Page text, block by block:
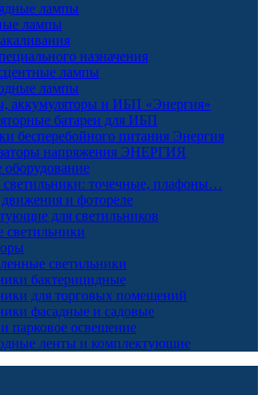
лампы
лампы
назначения
лампы
лампы
аккумуляторы и ИБП «Энергия»
батареи для ИБП
бесперебойного питания Энергия
напряжения ЭНЕРГИЯ
оборудование
точечные, плафоны…
и фотореле
для светильников
светильники
бактерицидные
для торговых помещений
фасадные и садовые
парковое освещение
ленты и комплектующие